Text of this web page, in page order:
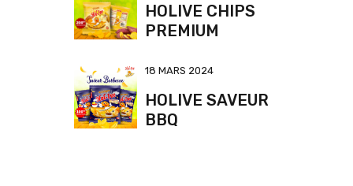
HOLIVE CHIPS
PREMIUM
18 MARS 2024
HOLIVE SAVEUR
BBQ